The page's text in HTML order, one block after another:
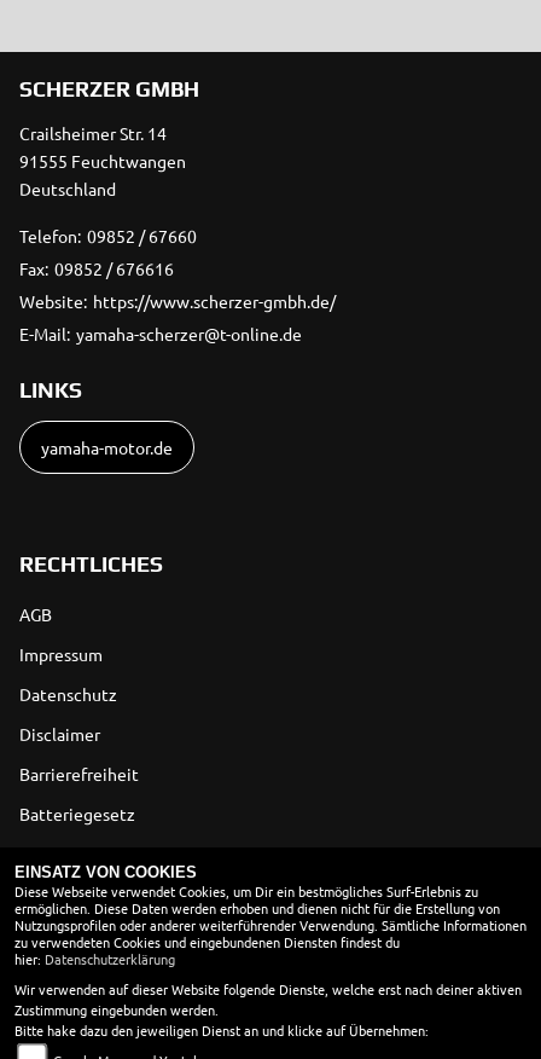
SCHERZER GMBH
Crailsheimer Str. 14
91555 Feuchtwangen
Deutschland
Telefon: 09852 / 67660
Fax: 09852 / 676616
Website: https://www.scherzer-gmbh.de/
E-Mail: yamaha-scherzer@t-online.de
LINKS
yamaha-motor.de
RECHTLICHES
AGB
Impressum
Datenschutz
Disclaimer
Barrierefreiheit
Batteriegesetz
ÖFFNUNGSZEITEN
Montag:
geschlossen
Dienstag:
09:00 - 13:00 und 14:00 - 18:00
Mittwoch:
09:00 - 13:00 und 14:00 - 18:00
Donnerstag:
09:00 - 13:00 und 14:00 - 18:00
EINSATZ VON COOKIES
Diese Webseite verwendet Cookies, um Dir ein bestmögliches Surf-Erlebnis zu
ermöglichen. Diese Daten werden erhoben und dienen nicht für die Erstellung von
Nutzungsprofilen oder anderer weiterführender Verwendung. Sämtliche Informationen
zu verwendeten Cookies und eingebundenen Diensten findest du
hier: Datenschutzerklärung
Wir verwenden auf dieser Website folgende Dienste, welche erst nach deiner aktiven
Zustimmung eingebunden werden.
Bitte hake dazu den jeweiligen Dienst an und klicke auf Übernehmen: